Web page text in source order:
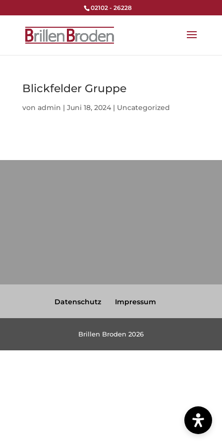
Inhalt
springen
02102 - 26228
Blickfelder Gruppe
von admin | Juni 18, 2024| Uncategorized
Datenschutz Impressum
Brillen Broden 2026